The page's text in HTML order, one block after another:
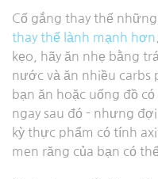
Cố gắng thay thế
thay thế lành mạnh hơn
kẹo, hãy ăn nhẹ bằng
nước và ăn nhiều carbs
bạn ăn hoặc uống đồ
ngay sau đó - nhưng
kỳ thực phẩm có tính
men răng của bạn có